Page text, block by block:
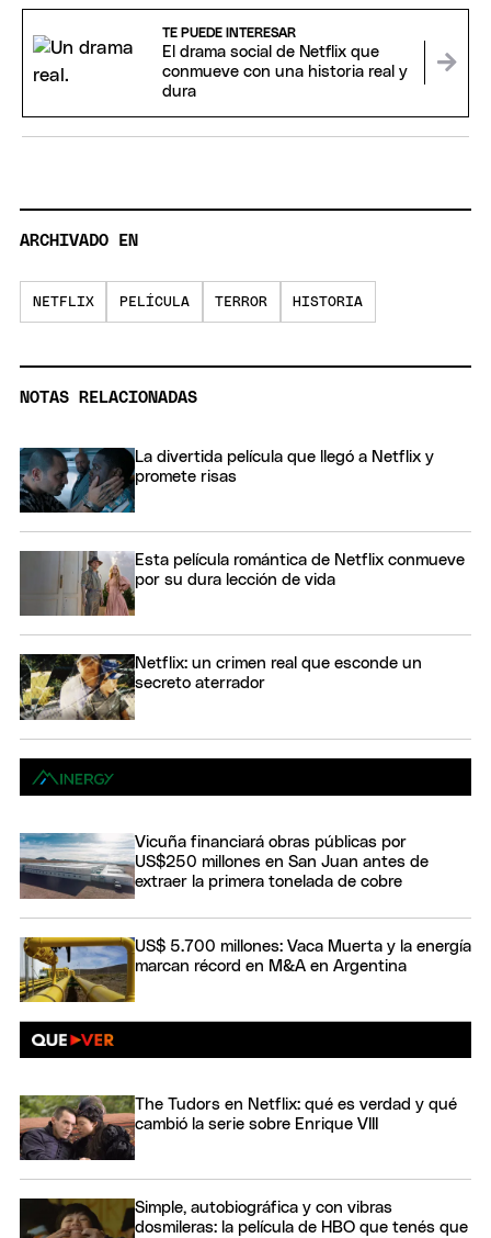
TE PUEDE INTERESAR
El drama social de Netflix que
conmueve con una historia real y
dura
ARCHIVADO EN
NETFLIX PELÍCULA TERROR HISTORIA
NOTAS RELACIONADAS
La divertida película que llegó a Netflix y
promete risas
Esta película romántica de Netflix conmueve
por su dura lección de vida
Netflix: un crimen real que esconde un
secreto aterrador
Vicuña financiará obras públicas por
US$250 millones en San Juan antes de
extraer la primera tonelada de cobre
US$ 5.700 millones: Vaca Muerta y la energía
marcan récord en M&A en Argentina
The Tudors en Netflix: qué es verdad y qué
cambió la serie sobre Enrique VIII
Simple, autobiográfica y con vibras
dosmileras: la película de HBO que tenés que